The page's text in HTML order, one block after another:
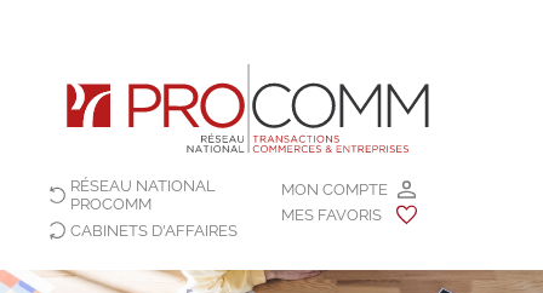
MON COMPTE
MES FAVORIS
RÉSEAU NATIONAL
PROCOMM
CABINETS D'AFFAIRES